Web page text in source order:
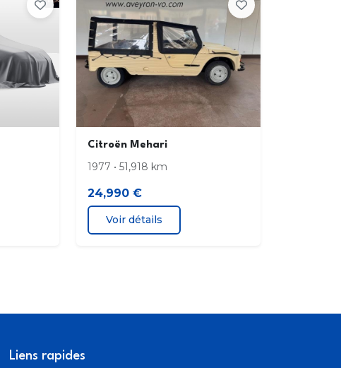
Citroën Mehari
1977 • 51,918 km
24,990 €
Voir détails
Liens rapides